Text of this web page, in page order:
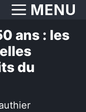
MENU
ans : les
du